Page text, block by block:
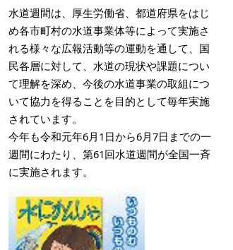
水道週間は、厚生労働省、都道府県をはじ
め各市町村の水道事業体等によって実施さ
れる様々な広報活動等の運動を通して、国
民各層に対して、水道の現状や課題につい
て理解を深め、今後の水道事業の取組につ
いて協力を得ることを目的として毎年実施
されています。
今年も令和元年6月1日から6月7日までの一
週間にわたり、第61回水道週間が全国一斉
に実施されます。